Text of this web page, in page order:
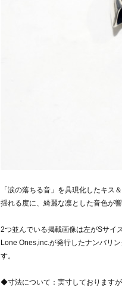
「涙の落ちる音」を具現化したキス
揺れる度に、綺麗な凛とした音色が
2つ並んでいる掲載画像は左がSサイ
Lone Ones,inc.が発行したナンバリ
す。
◆寸法について：実寸しております